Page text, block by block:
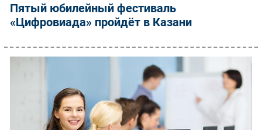
Пятый юбилейный фестиваль
«Цифровиада» пройдёт в Казани